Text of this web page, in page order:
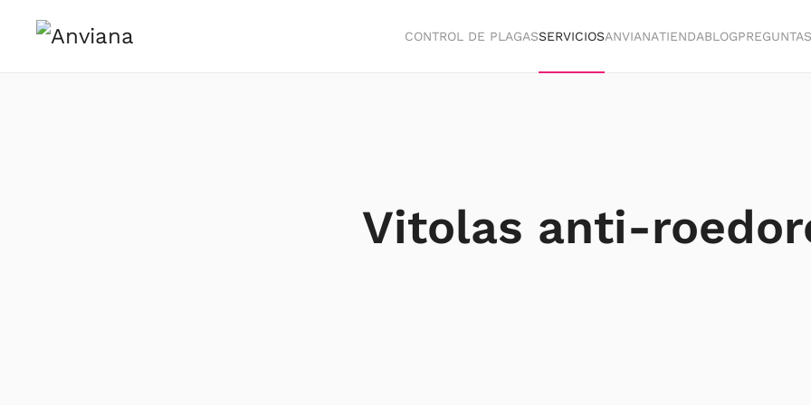
CONTROL DE PLAGASSERVICIOSANVIANATIENDABLOGPREGUNTAS
Vitolas anti-